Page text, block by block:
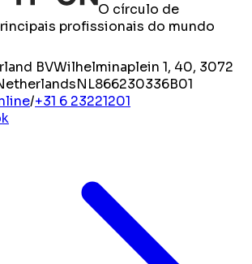
O círculo de
profissionais do mundo
BVWilhelminaplein 1, 40, 3072
NL866230336B01
/+31 6 23221201